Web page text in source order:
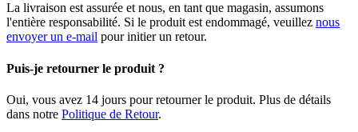
La livraison est assurée et nous, en tant que magasin, assumons
l'entière responsabilité. Si le produit est endommagé, veuillez nous
envoyer un e-mail pour initier un retour.
Puis-je retourner le produit ?
Oui, vous avez 14 jours pour retourner le produit. Plus de détails
dans notre Politique de Retour.